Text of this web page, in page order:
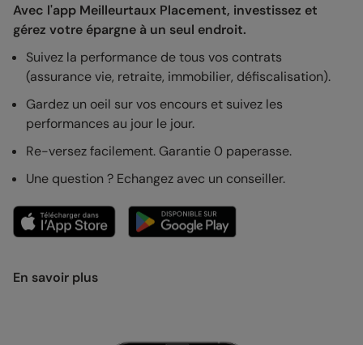
Avec l'app Meilleurtaux Placement, investissez et
gérez votre épargne à un seul endroit.
Suivez la performance de tous vos contrats
(assurance vie, retraite, immobilier, défiscalisation).
Gardez un oeil sur vos encours et suivez les
performances au jour le jour.
Re-versez facilement. Garantie 0 paperasse.
Une question ? Echangez avec un conseiller.
En savoir plus